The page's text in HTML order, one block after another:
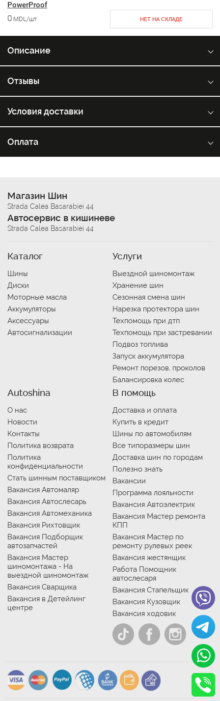
PowerProof
0 MDL/шт НЕТ НА СКЛАДЕ
Описание
Отзывы
Условия доставки
Оплата
Магазин Шин
Strada Calea Basarabiei 44
Автосервис в кишиневе
Strada Calea Basarabiei 44
Каталог
Шины
Диски
Моторные масла
Аккумуляторы
Аксессуары
Автосигнализации
Услуги
Выездной шиномонтаж
Хранение шин
Сезонная смена шин
Нарезка протектора шин
Техпомощь при дтп
Техпомощь при застревании
Подвоз топлива
Запуск аккумулятора
Ремонт порезов, проколов
Балансировка колес
Autoshina
О нас
Новости
Контакты
Политика возврата
Политика
конфиденциальности
Стать шинным поставщиком
Вакансия Автомаляр
Вакансия Автослесарь
Вакансия Автомеханика
Вакансия Рихтовщик
Вакансия Подборщик
автозапчастей
Вакансия Мастер
шиномонтажа - На
выездной шиномонтаж
Вакансия Сварщика
Вакансия в Детейлинг
центре
В помощь
Доставка и оплата
Купить в кредит
Шины по автомобилям
Все типоразмеры шин
Доставка шин по городам
Полезно знать
Вакансии
Программа лояльности
Вакансия Автоэлектрик
Вакансия Мастер ремонта
КПП
Вакансия Мастер по
ремонту рулевых реек
Вакансия жестянщик
Работа Помощник
автослесаря
Вакансия Стапельщик
Вакансия Кузовщик
Вакансия ходовик